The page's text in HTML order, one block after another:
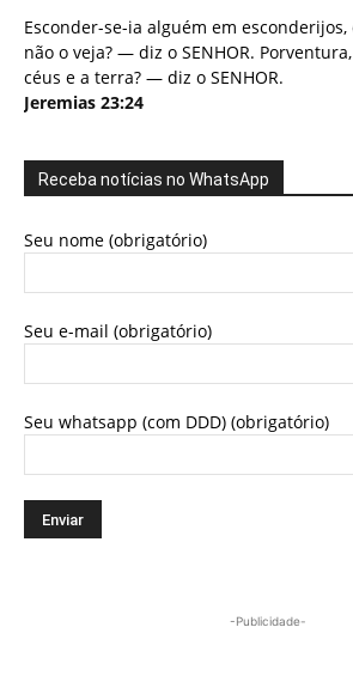
Esconder-se-ia alguém em
não o veja? — diz o SENHOR.
céus e a terra? — diz o SENHOR.
Jeremias 23:24
Receba notícias no WhatsApp
Seu nome (obrigatório)
Seu e-mail (obrigatório)
Seu whatsapp (com DDD) (obrigatório)
-Publicidade-